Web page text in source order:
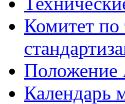
Комитет по
Положение
Календарь